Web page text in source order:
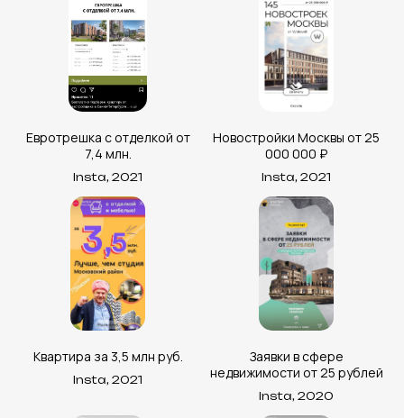
Евротрешка с отделкой от
7,4 млн.
Insta, 2021
Новостройки Москвы от 25
000 000 ₽
Insta, 2021
Квартира за 3,5 млн руб.
Insta, 2021
Заявки в сфере
недвижимости от 25 рублей
Insta, 2020